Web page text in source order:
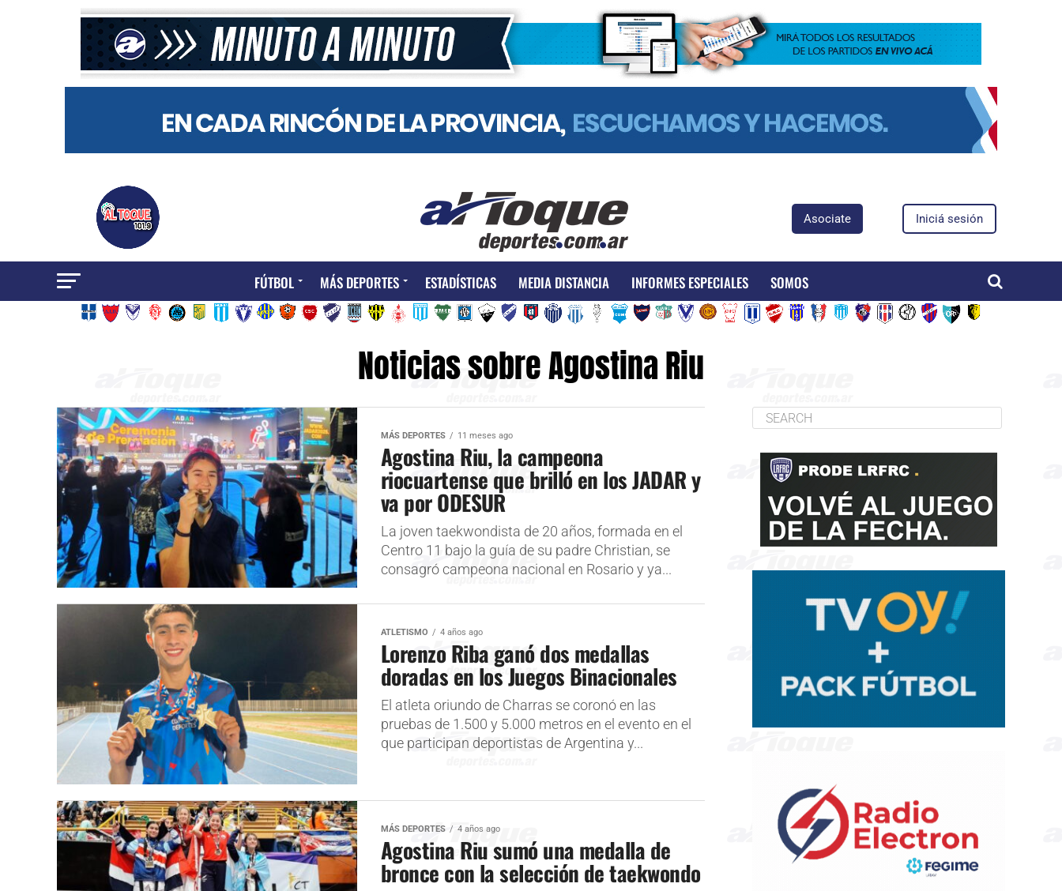
Asociate Iniciá sesión
FÚTBOL MÁS DEPORTES ESTADÍSTICAS MEDIA DISTANCIA INFORMES ESPECIALES SOMOS
Noticias sobre Agostina Riu
MÁS DEPORTES 11 meses ago
Agostina Riu, la campeona
riocuartense que brilló en los JADAR y
va por ODESUR
La joven taekwondista de 20 años, formada en el
Centro 11 bajo la guía de su padre Christian, se
consagró campeona nacional en Rosario y ya...
ATLETISMO 4 años ago
Lorenzo Riba ganó dos medallas
doradas en los Juegos Binacionales
El atleta oriundo de Charras se coronó en las
pruebas de 1.500 y 5.000 metros en el evento en el
que participan deportistas de Argentina y...
MÁS DEPORTES 4 años ago
Agostina Riu sumó una medalla de
bronce con la selección de taekwondo